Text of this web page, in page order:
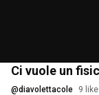
Ci vuole un
@diavolettacole 9